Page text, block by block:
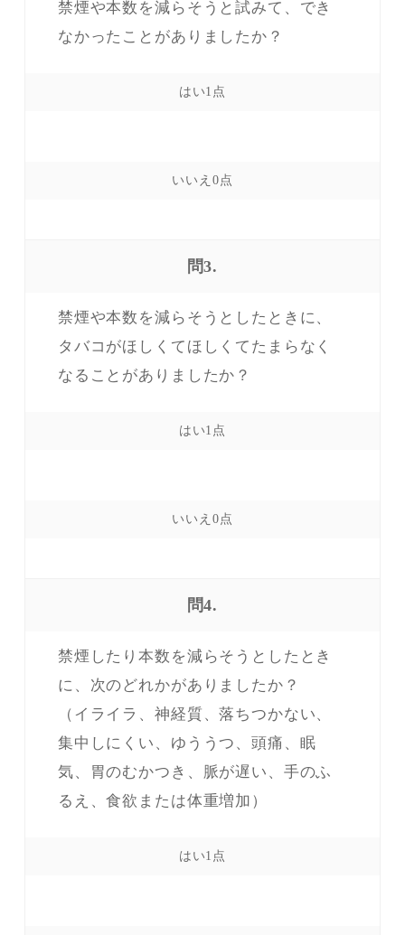
禁煙や本数を減らそうと試みて、でき
なかったことがありましたか？
問3.
禁煙や本数を減らそうとしたときに、
タバコがほしくてほしくてたまらなく
なることがありましたか？
問4.
禁煙したり本数を減らそうとしたとき
に、次のどれかがありましたか？
（イライラ、神経質、落ちつかない、
集中しにくい、ゆううつ、頭痛、眠
気、胃のむかつき、脈が遅い、手のふ
るえ、食欲または体重増加）